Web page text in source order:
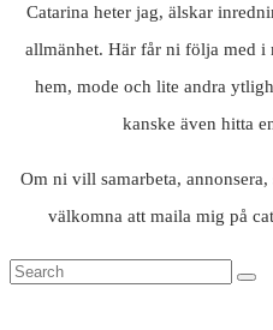
Catarina heter jag, älskar
allmänhet. Här får ni följa med
hem, mode och lite andra
kanske även hitta
Om ni vill samarbeta,
välkomna att maila mig på